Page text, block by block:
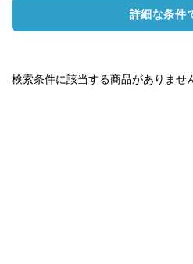
詳細な条件
検索条件に該当する商品がありませ